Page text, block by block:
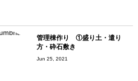
管理棟作り ①盛り土・遣り
方・砕石敷き
Jun 25, 2021